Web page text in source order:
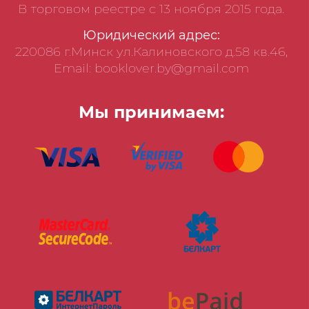
В торговом реестре с 13 ноября 2015 года.
Юридический адрес:
220086 г.Минск ул.Калиновского д.58 кв.46,
Email: booklover.by@gmail.com
Мы принимаем: